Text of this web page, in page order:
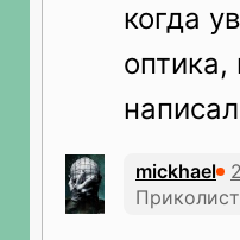
когда
mickhael